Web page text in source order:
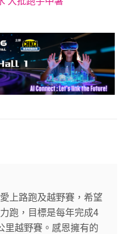
上路跑及越野賽，希望
跑，目標是每年完成4
里越野賽。感恩擁有的